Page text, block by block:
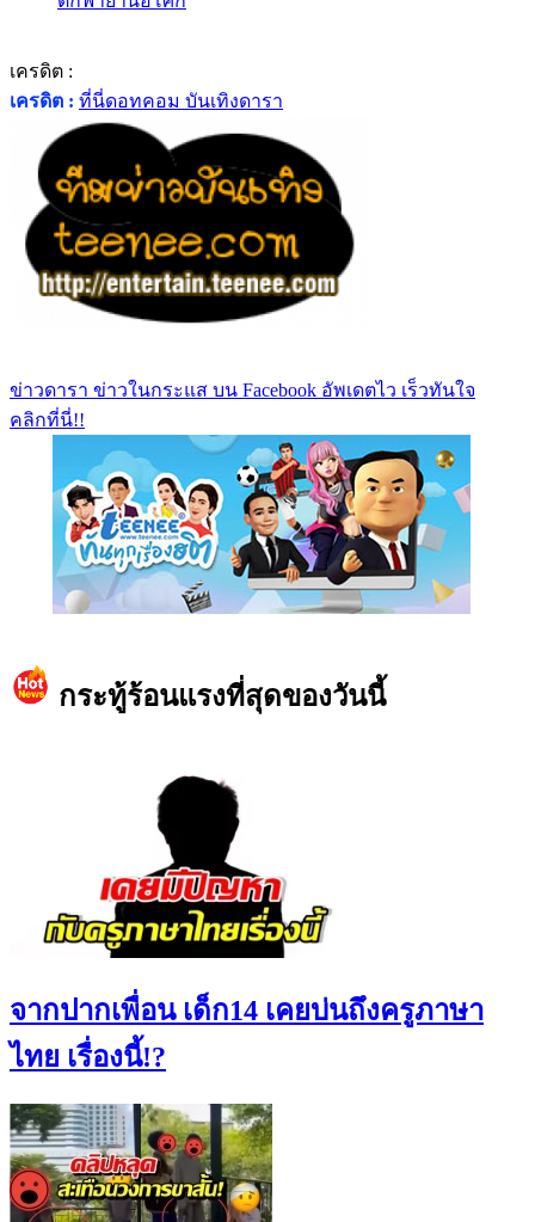
เครดิต :
เครดิต : ที่นี่ดอทคอม บันเทิงดารา
ข่าวดารา ข่าวในกระแส บน Facebook อัพเดตไว เร็วทันใจ
คลิกที่นี่!!
กระทู้ร้อนแรงที่สุดของวันนี้
จากปากเพื่อน เด็ก14 เคยบ่นถึงครูภาษา
ไทย เรื่องนี้!?